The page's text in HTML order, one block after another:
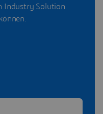
Industry Solution